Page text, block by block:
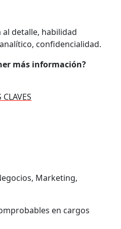
detalle, habilidad
confidencialidad.
más información?
Marketing,
en cargos